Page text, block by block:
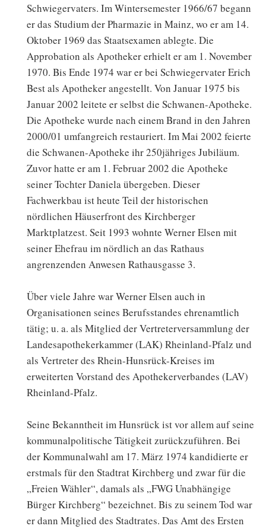
Schwiegervaters. Im Wintersemester 1966/67 begann
er das Studium der Pharmazie in Mainz, wo er am 14.
Oktober 1969 das Staatsexamen ablegte. Die
Approbation als Apotheker erhielt er am 1. November
1970. Bis Ende 1974 war er bei Schwiegervater Erich
Best als Apotheker angestellt. Von Januar 1975 bis
Januar 2002 leitete er selbst die Schwanen-Apotheke.
Die Apotheke wurde nach einem Brand in den Jahren
2000/01 umfangreich restauriert. Im Mai 2002 feierte
die Schwanen-Apotheke ihr 250jähriges Jubiläum.
Zuvor hatte er am 1. Februar 2002 die Apotheke
seiner Tochter Daniela übergeben. Dieser
Fachwerkbau ist heute Teil der historischen
nördlichen Häuserfront des Kirchberger
Marktplatzest. Seit 1993 wohnte Werner Elsen mit
seiner Ehefrau im nördlich an das Rathaus
angrenzenden Anwesen Rathausgasse 3.
Über viele Jahre war Werner Elsen auch in
Organisationen seines Berufsstandes ehrenamtlich
tätig; u. a. als Mitglied der Vertreterversammlung der
Landesapothekerkammer (LAK) Rheinland-Pfalz und
als Vertreter des Rhein-Hunsrück-Kreises im
erweiterten Vorstand des Apothekerverbandes (LAV)
Rheinland-Pfalz.
Seine Bekanntheit im Hunsrück ist vor allem auf seine
kommunalpolitische Tätigkeit zurückzuführen. Bei
der Kommunalwahl am 17. März 1974 kandidierte er
erstmals für den Stadtrat Kirchberg und zwar für die
„Freien Wähler“, damals als „FWG Unabhängige
Bürger Kirchberg“ bezeichnet. Bis zu seinem Tod war
er dann Mitglied des Stadtrates. Das Amt des Ersten